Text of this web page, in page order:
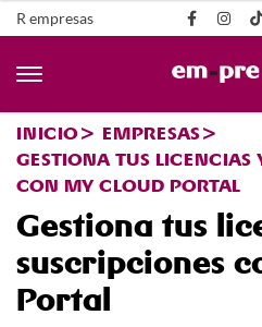
R empresas
INICIO
EMPRESAS
GESTIONA TUS LICENCIAS
CON MY CLOUD PORTAL
Gestiona tus
suscripciones
Portal